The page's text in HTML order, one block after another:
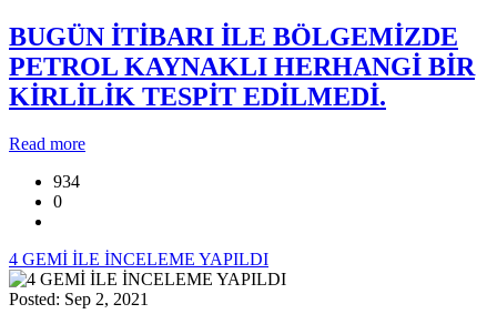
BUGÜN İTİBARI İLE BÖLGEMİZDE
PETROL KAYNAKLI HERHANGİ BİR
KİRLİLİK TESPİT EDİLMEDİ.
Read more
934
0
4 GEMİ İLE İNCELEME YAPILDI
Posted: Sep 2, 2021